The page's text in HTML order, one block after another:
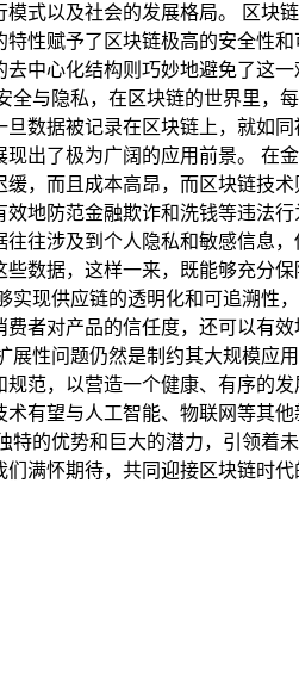
式以及社会的发展格局。 区块
性赋予了区块链极高的安全性
中心化结构则巧妙地避免了这一
与隐私，在区块链的世界里，
数据被记录在区块链上，就如
出了极为广阔的应用前景。 在
，而且成本高昂，而区块链技
地防范金融欺诈和洗钱等违法行
往涉及到个人隐私和敏感信息，
数据，这样一来，既能够充分
现供应链的透明化和可追溯性
者对产品的信任度，还可以有
性问题仍然是制约其大规模应
范，以营造一个健康、有序的
有望与人工智能、物联网等其
的优势和巨大的潜力，引领着
满怀期待，共同迎接区块链时代